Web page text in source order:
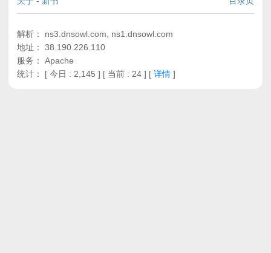
解析： ns3.dnsowl.com, ns1.dnsowl.com
地址： 38.190.226.110
服务： Apache
统计： [ 今日 : 2,145 ] [ 当前 : 24 ] [ 详情 ]